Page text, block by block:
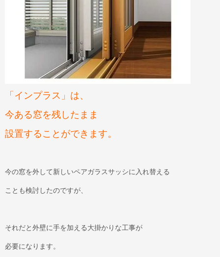
「インプラス」は、
今ある窓を残したまま
設置することができます。
今の窓を外して新しいペアガラスサッシに入れ替える
ことも検討したのですが、
それだと外壁に手を加える大掛かりな工事が
必要になります。